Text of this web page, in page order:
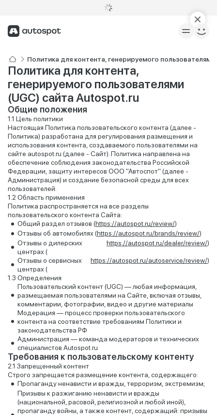
Политика для контента, генерируемого пользователями
Политика для контента,
генерируемого пользователями
(UGC) сайта Autospot.ru
Общие положения
Цель политики
Настоящая Политика пользовательского контента (далее -
Политика) разработана для регулирования размещения и
использования контента, создаваемого пользователями на
сайте autospot.ru (далее - Сайт). Политика направлена на
обеспечение соблюдения законодательства Российской
Федерации, защиту интересов ООО "Автоспот" (далее -
Администрация) и создание безопасной среды для всех
пользователей.
Область применения
Политика распространяется на все разделы
пользовательского контента Сайта:
Общий раздел отзывов (https://autospot.ru/review/)
Отзывы об автомобилях (https://autospot.ru/brands/review/)
Отзывы о дилерских
центрах (
https://autospot.ru/dealer/review/)
Отзывы о сервисных
центрах (
https://autospot.ru/autoservice/review/)
Определения
Пользовательский контент (UGC) — любая информация,
размещаемая пользователями на Сайте, включая отзывы,
комментарии, фотографии, видео и другие материалы
Модерация — процесс проверки пользовательского
контента на соответствие требованиям Политики и
законодательства РФ
Администрация — команда модераторов и технических
специалистов Autospot.ru
Требования к пользовательскому контенту
Запрещенный контент
Строго запрещается размещение контента, содержащего:
Пропаганду ненависти и вражды, терроризм, экстремизм;
Призывы к разжиганию ненависти и вражды
(национальной, расовой, религиозной и любой иной),
пропаганду войны, а также контент, содержащий: призывы